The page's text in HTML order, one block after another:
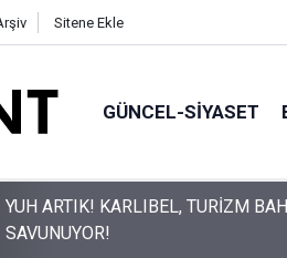
Sitene Ekle
GÜNCEL-SIYASET
ORDU’NUN HAFTALIK GÜVENLİK